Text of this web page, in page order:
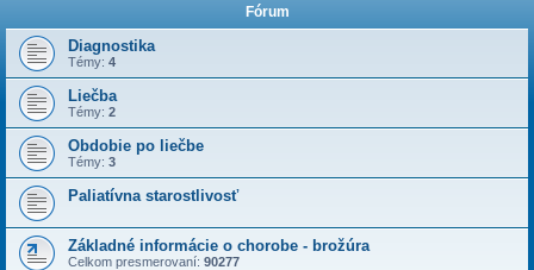
Fórum
Diagnostika
Témy: 4
Liečba
Témy: 2
Obdobie po liečbe
Témy: 3
Paliatívna starostlivosť
Základné informácie o chorobe - brožúra
Celkom presmerovaní: 90277